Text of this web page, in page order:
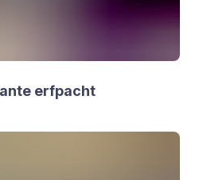
erf­pacht